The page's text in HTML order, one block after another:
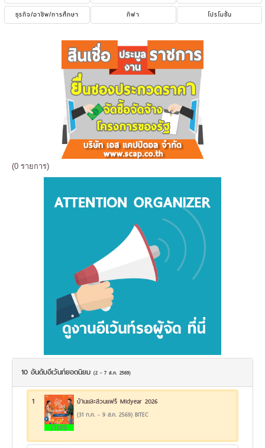
ธุรกิจ/อาชีพ/การศึกษา
กีฬา โปรโมชั่น
(0 รายการ)
10 อันดับอีเว้นท์ยอดนิยม (2 - 7 ส.ค. 2569)
1
21.38%
บ้านและสวนแฟร์ Midyear 2026
(31 ก.ค. - 9 ส.ค. 2569) BITEC